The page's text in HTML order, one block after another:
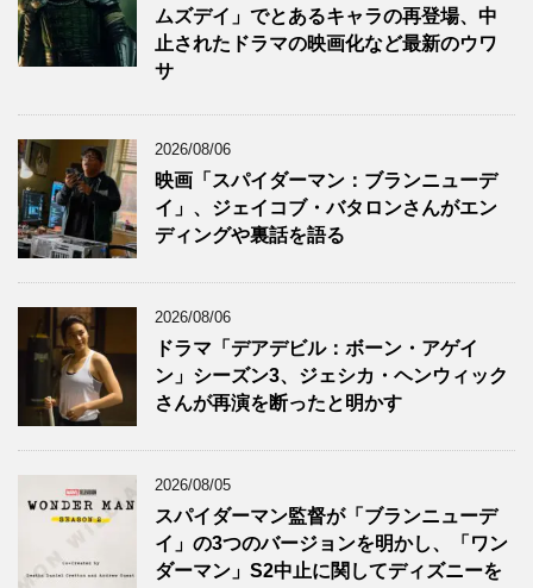
ムズデイ」でとあるキャラの再登場、中
止されたドラマの映画化など最新のウワ
サ
2026/08/06
映画「スパイダーマン：ブランニューデ
イ」、ジェイコブ・バタロンさんがエン
ディングや裏話を語る
2026/08/06
ドラマ「デアデビル：ボーン・アゲイ
ン」シーズン3、ジェシカ・ヘンウィック
さんが再演を断ったと明かす
2026/08/05
スパイダーマン監督が「ブランニューデ
イ」の3つのバージョンを明かし、「ワン
ダーマン」S2中止に関してディズニーを